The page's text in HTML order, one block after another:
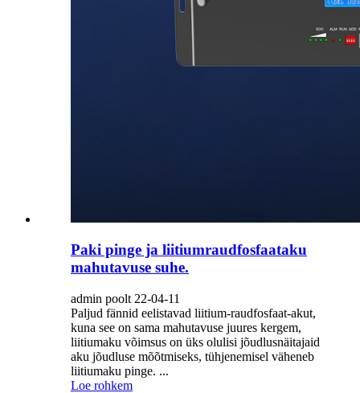
Paki pinge ja liitiumraudfosfaataku
mahutavuse suhe.
admin poolt 22-04-11
Paljud fännid eelistavad liitium-raudfosfaat-akut,
kuna see on sama mahutavuse juures kergem,
liitiumaku võimsus on üks olulisi jõudlusnäitajaid
aku jõudluse mõõtmiseks, tühjenemisel väheneb
liitiumaku pinge. ...
Loe rohkem